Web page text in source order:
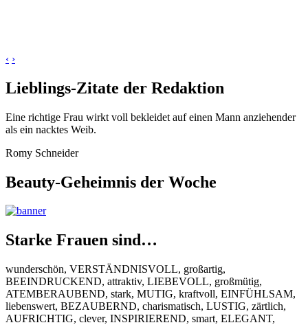
‹ ›
Lieblings-Zitate der Redaktion
Eine richtige Frau wirkt voll bekleidet auf einen Mann anziehender
als ein nacktes Weib.
Romy Schneider
Beauty-Geheimnis der Woche
Starke Frauen sind…
wunderschön, VERSTÄNDNISVOLL, großartig,
BEEINDRUCKEND, attraktiv, LIEBEVOLL, großmütig,
ATEMBERAUBEND, stark, MUTIG, kraftvoll, EINFÜHLSAM,
liebenswert, BEZAUBERND, charismatisch, LUSTIG, zärtlich,
AUFRICHTIG, clever, INSPIRIEREND, smart, ELEGANT,